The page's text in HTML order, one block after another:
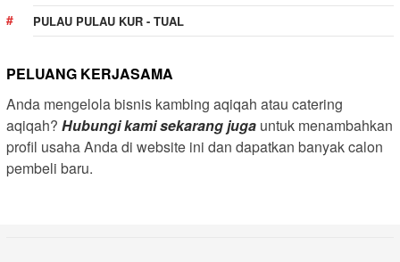
PULAU PULAU KUR - TUAL
PELUANG KERJASAMA
Anda mengelola bisnis kambing aqiqah atau catering
aqiqah? Hubungi kami sekarang juga untuk menambahkan
profil usaha Anda di website ini dan dapatkan banyak calon
pembeli baru.